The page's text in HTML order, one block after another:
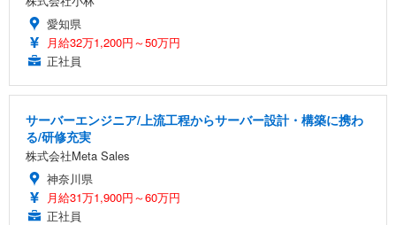
愛知県
月給32万1,200円～50万円
正社員
サーバーエンジニア/上流工程からサーバー設計・構築に携わ
る/研修充実
株式会社Meta Sales
神奈川県
月給31万1,900円～60万円
正社員